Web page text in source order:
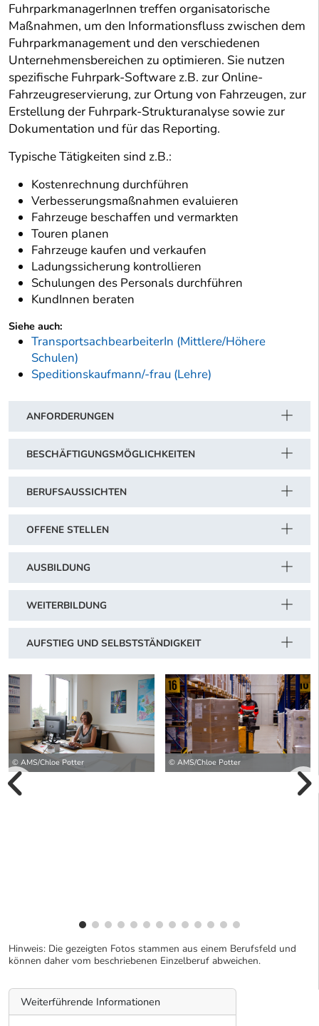
FuhrparkmanagerInnen treffen organisatorische
Maßnahmen, um den Informationsfluss zwischen dem
Fuhrparkmanagement und den verschiedenen
Unternehmensbereichen zu optimieren. Sie nutzen
spezifische Fuhrpark-Software z.B. zur Online-
Fahrzeugreservierung, zur Ortung von Fahrzeugen, zur
Erstellung der Fuhrpark-Strukturanalyse sowie zur
Dokumentation und für das Reporting.
Typische Tätigkeiten sind z.B.:
Kostenrechnung durchführen
Verbesserungsmaßnahmen evaluieren
Fahrzeuge beschaffen und vermarkten
Touren planen
Fahrzeuge kaufen und verkaufen
Ladungssicherung kontrollieren
Schulungen des Personals durchführen
KundInnen beraten
Siehe auch:
TransportsachbearbeiterIn (Mittlere/Höhere
Schulen)
Speditionskaufmann/-frau (Lehre)
ANFORDERUNGEN
BESCHÄFTIGUNGSMÖGLICHKEITEN
BERUFSAUSSICHTEN
OFFENE STELLEN
AUSBILDUNG
WEITERBILDUNG
AUFSTIEG UND SELBSTSTÄNDIGKEIT
© AMS/Chloe Potter © AMS/Chloe Potter
Hinweis: Die gezeigten Fotos stammen aus einem Berufsfeld und
können daher vom beschriebenen Einzelberuf abweichen.
Weiterführende Informationen